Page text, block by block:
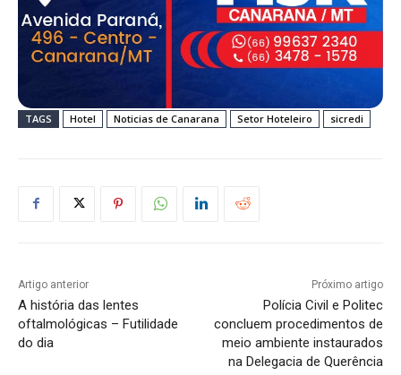
TAGS Hotel Noticias de Canarana Setor Hoteleiro sicredi
Artigo anterior
A história das lentes
oftalmológicas – Futilidade
do dia
Próximo artigo
Polícia Civil e Politec
concluem procedimentos de
meio ambiente instaurados
na Delegacia de Querência